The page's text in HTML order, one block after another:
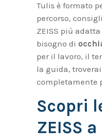
Tulis è formato
percorso,
ZEISS più
bisogno di
per il lavoro, il
la guida,
completamente
Scopri
ZEISS